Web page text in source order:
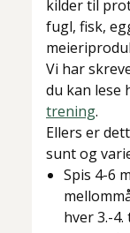
kilder til
fugl, fisk,
Vi har
du kan lese
trening.
Ellers er
sunt og
Spis 4-6
hver 3.-